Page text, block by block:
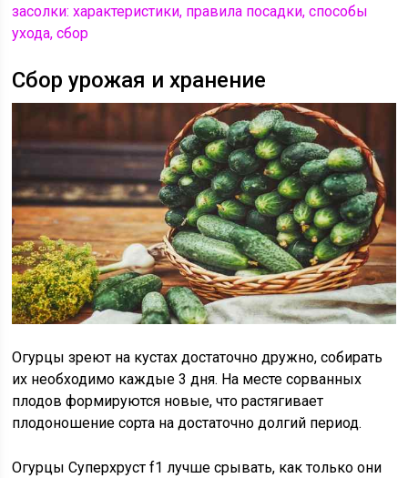
засолки: характеристики, правила посадки, способы
ухода, сбор
Сбор урожая и хранение
Огурцы зреют на кустах достаточно дружно, собирать
их необходимо каждые 3 дня. На месте сорванных
плодов формируются новые, что растягивает
плодоношение сорта на достаточно долгий период.
Огурцы Суперхруст f1 лучше срывать, как только они